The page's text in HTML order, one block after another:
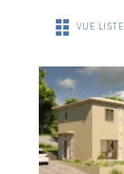
VUE LISTE